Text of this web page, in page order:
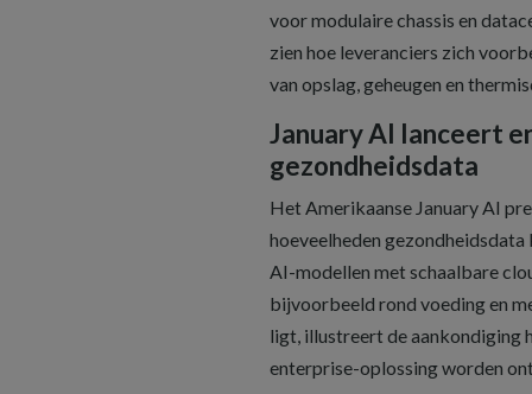
voor modulaire chassis en
zien hoe leveranciers zich
van opslag, geheugen en
January AI lanceert
gezondheidsdata
Het Amerikaanse January AI
hoeveelheden
AI-modellen met schaalbare
bijvoorbeeld rond voeding en
ligt, illustreert de aankondiging
enterprise-oplossing worden